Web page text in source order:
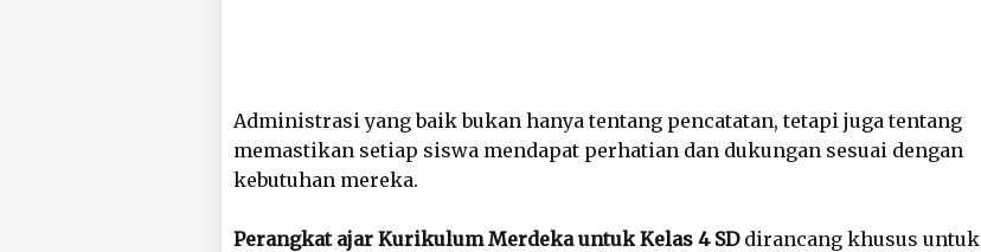
Administrasi yang baik bukan hanya tentang pencatatan, tetapi juga tentang
memastikan setiap siswa mendapat perhatian dan dukungan sesuai dengan
kebutuhan mereka.
Perangkat ajar Kurikulum Merdeka untuk Kelas 4 SDdirancang khusus untuk